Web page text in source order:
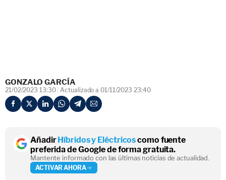
GONZALO GARCÍA
21/02/2023 13:30 Actualizado a 01/11/2023 23:40
AñadirHíbridos y Eléctricoscomo fuente
preferida de Google de forma gratuita.
Mantente informado con las últimas noticias de actualidad.
ACTIVAR AHORA